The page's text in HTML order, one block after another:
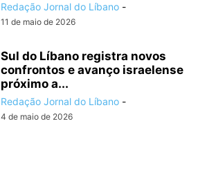
Redação Jornal do Líbano -
11 de maio de 2026
Sul do Líbano registra novos
confrontos e avanço israelense
próximo a...
Redação Jornal do Líbano -
4 de maio de 2026